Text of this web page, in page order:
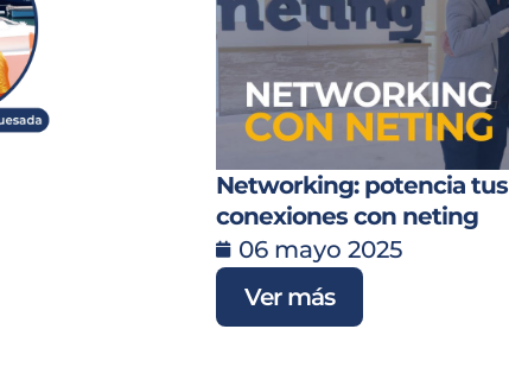
Networking: potencia tus
conexiones con neting
06 mayo 2025
Ver más